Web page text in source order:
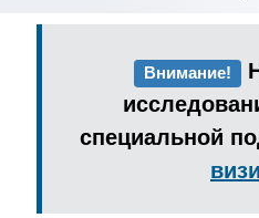
Внимание!
специальной